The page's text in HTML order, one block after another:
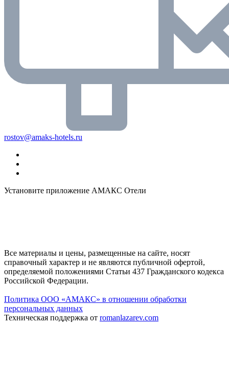
rostov@amaks-hotels.ru
Установите приложение АМАКС Отели
Все материалы и цены, размещенные на сайте, носят
справочный характер и не являются публичной офертой,
определяемой положениями Статьи 437 Гражданского кодекса
Российской Федерации.
Политика ООО «АМАКС» в отношении обработки
персональных данных
Техническая поддержка от romanlazarev.com